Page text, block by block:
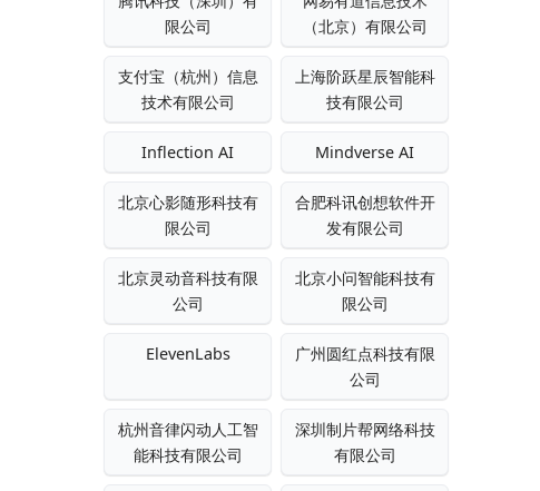
限公司
（北京）有限公司
支付宝（杭州）信息
技术有限公司
上海阶跃星辰智能科
技有限公司
Inflection AI Mindverse AI
北京心影随形科技有
限公司
合肥科讯创想软件开
发有限公司
北京灵动音科技有限
公司
北京小问智能科技有
限公司
ElevenLabs
广州圆红点科技有限
公司
杭州音律闪动人工智
能科技有限公司
深圳制片帮网络科技
有限公司